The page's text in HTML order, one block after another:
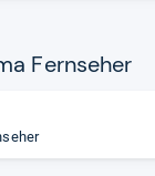
Fern­se­her